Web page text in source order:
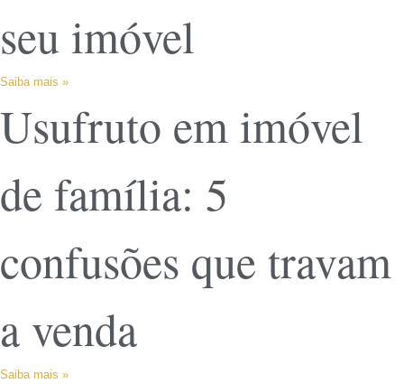
seu imóvel
Saiba mais »
Usufruto em imóvel
de família: 5
confusões que travam
a venda
Saiba mais »